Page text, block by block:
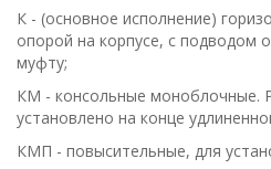
К - (основное исполнение)
опорой на корпусе, с подводом
муфту;
КМ - консольные моноблочные.
установлено на конце
КМП - повысительные, для